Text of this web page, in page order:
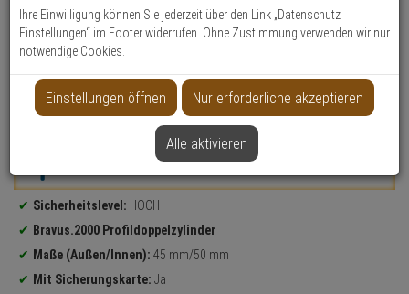
SucheProduktmerkmale
Zylinder messen
Produktinformationen
Sicherheitslevel: HOCH
Bravus.2000 Profildoppelzylinder
Maße (Außen/Innen): 45 mm/50 mm
Mit Sicherungskarte: Ja
Ihre Einwilligung können Sie jederzeit über den Link „Datenschutz
Einstellungen“ im Footer widerrufen. Ohne Zustimmung verwenden wir nur
notwendige Cookies.
Einstellungen öffnen Nur erforderliche akzeptieren
Alle aktivieren